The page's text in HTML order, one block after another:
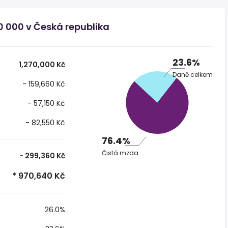
000 v Česká republika
1,270,000 Kč
- 159,660 Kč
- 57,150 Kč
- 82,550 Kč
- 299,360 Kč
* 970,640 Kč
26.0%
23.6%
Daně celkem
76.4%
Čistá mzda